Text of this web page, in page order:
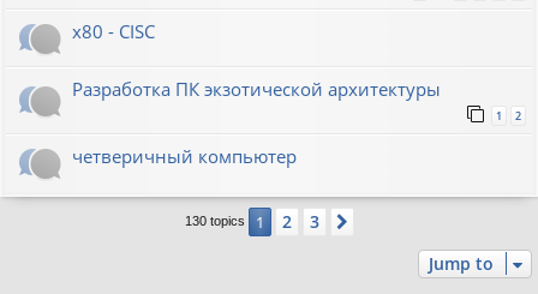
x80 - CISC
Разработка ПК экзотической архитектуры
1 2
четверичный компьютер
130 topics 1 2 3
Jump to